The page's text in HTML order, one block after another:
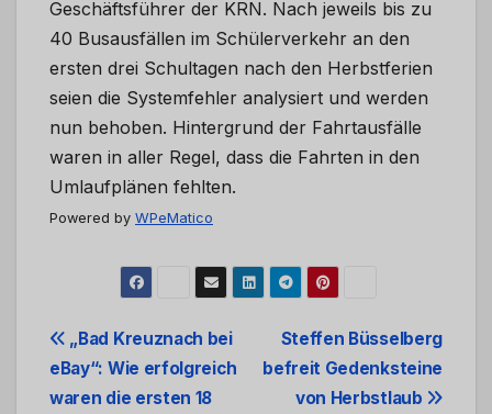
Geschäftsführer der KRN. Nach jeweils bis zu
40 Busausfällen im Schülerverkehr an den
ersten drei Schultagen nach den Herbstferien
seien die Systemfehler analysiert und werden
nun behoben. Hintergrund der Fahrtausfälle
waren in aller Regel, dass die Fahrten in den
Umlaufplänen fehlten.
Powered by WPeMatico
Beitrags-
Navigation
Steffen Büsselberg
befreit Gedenksteine
von Herbstlaub
„Bad Kreuznach bei
eBay“: Wie erfolgreich
waren die ersten 18